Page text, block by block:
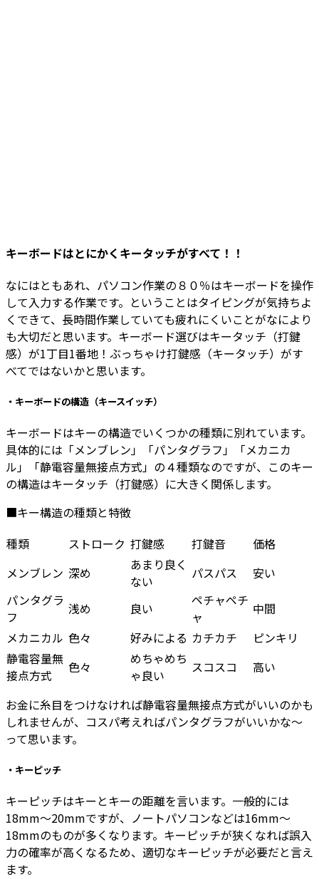
キーボードはとにかくキータッチがすべて！！
なにはともあれ、パソコン作業の８０％はキーボードを操作
して入力する作業です。ということはタイピングが気持ちよ
くできて、長時間作業していても疲れにくいことがなにより
も大切だと思います。キーボード選びはキータッチ（打鍵
感）が1丁目1番地！ぶっちゃけ打鍵感（キータッチ）がす
べてではないかと思います。
・キーボードの構造（キースイッチ）
キーボードはキーの構造でいくつかの種類に別れています。
具体的には「メンブレン」「パンタグラフ」「メカニカ
ル」「静電容量無接点方式」の４種類なのですが、このキー
の構造はキータッチ（打鍵感）に大きく関係します。
■キー構造の種類と特徴
種類
ストローク 打鍵感 打鍵音
価格
メンブレン 深め
あまり良く
ない
パスパス
安い
パンタグラ
フ
浅め 良い
ペチャペチ
ャ
中間
メカニカル 色々 好みによる カチカチ
ピンキリ
静電容量無
接点方式
色々
めちゃめち
ゃ良い
スコスコ 高い
お金に糸目をつけなければ静電容量無接点方式がいいのかも
しれませんが、コスパ考えればパンタグラフがいいかな～
って思います。
・キーピッチ
キーピッチはキーとキーの距離を言います。一般的には
18mm〜20mmですが、ノートパソコンなどは16mm〜
18mmのものが多くなります。キーピッチが狭くなれば誤入
力の確率が高くなるため、適切なキーピッチが必要だと言え
ます。